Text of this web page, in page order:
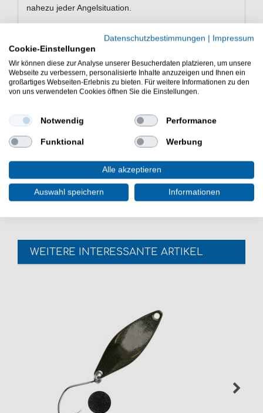
nahezu jeder Angelsituation.
Eigenschaften der Trout Master Incy
Spoon Forellenblinker
Spoon zum Forellenangeln
Gewicht: 3,5g
Einzelhaken mit Widerhaken
robuster und stabiler Sprengring
Lieferumfang: 1 Spoon in gewählter Farbe
Der Trout Master Incy Spoon 3,5g Forellenblinker ist
eine gute Wahl für das Fischen in Forellenteichen und
Forellenseen. Köder fürs Forellenfischen.
WEITERE INTERESSANTE ARTIKEL
Datenschutzbestimmungen | Impressum
Cookie-Einstellungen
Wir können diese zur Analyse unserer Besucherdaten platzieren, um unsere
Webseite zu verbessern, personalisierte Inhalte anzuzeigen und Ihnen ein
großartiges Webseiten-Erlebnis zu bieten. Für weitere Informationen zu den
von uns verwendeten Cookies öffnen Sie die Einstellungen.
Notwendig Performance
Funktional Werbung
Alle akzeptieren
Auswahl speichern Informationen